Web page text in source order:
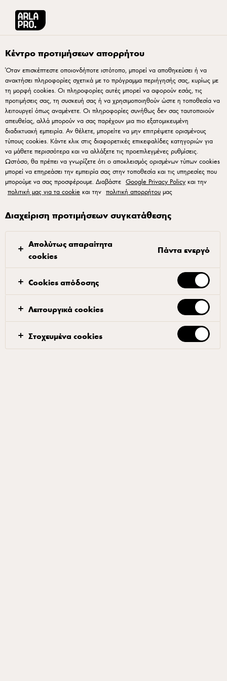
10 ΑΥΓΟΎΣΤΟΥ 2023
Pinsa
Η Pinsa, τυπική της ρωμαϊκής κουζίνας, είναι ο πρόγονος της
πίτσας. Το όνομά του προέρχεται από τη λατινική λέξη
pinsere, που σημαίνει "τεντώνω".
Η βάση της pinsa προετοιμάζεται ανοίγοντας τη ζύμη με τις
άκρες των δακτύλων για να αποκτήσει μια λιγότερο
κανονική εμφάνιση, παρόμοια με τις κινήσεις ενός
Κέντρο προτιμήσεων απορρήτου
Όταν επισκέπτεστε οποιονδήποτε ιστότοπο, μπορεί να αποθηκεύσει ή να
ανακτήσει πληροφορίες σχετικά με το πρόγραμμα περιήγησής σας, κυρίως με
τη μορφή cookies. Οι πληροφορίες αυτές μπορεί να αφορούν εσάς, τις
προτιμήσεις σας, τη συσκευή σας ή να χρησιμοποιηθούν ώστε η τοποθεσία να
λειτουργεί όπως αναμένετε. Οι πληροφορίες συνήθως δεν σας ταυτοποιούν
απευθείας, αλλά μπορούν να σας παρέχουν μια πιο εξατομικευμένη
διαδικτυακή εμπειρία. Αν θέλετε, μπορείτε να μην επιτρέψετε ορισμένους
τύπους cookies. Κάντε κλικ στις διαφορετικές επικεφαλίδες κατηγοριών για
να μάθετε περισσότερα και να αλλάξετε τις προεπιλεγμένες ρυθμίσεις.
Ωστόσο, θα πρέπει να γνωρίζετε ότι ο αποκλεισμός ορισμένων τύπων cookies
μπορεί να επηρεάσει την εμπειρία σας στην τοποθεσία και τις υπηρεσίες που
μπορούμε να σας προσφέρουμε. Διαβάστε Google Privacy Policy και την
πολιτική μας για τα cookie και την πολιτική απορρήτου μας
Διαχείριση προτιμήσεων συγκατάθεσης
Απολύτως απαραίτητα
cookies
Πάντα ενεργό
Cookies απόδοσης
Λειτουργικά cookies
Στοχευμένα cookies